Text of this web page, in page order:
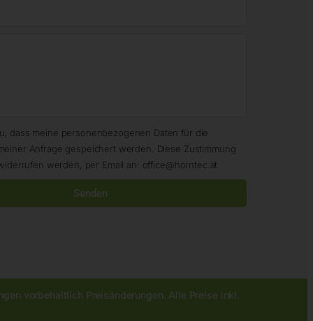
dass meine personenbezogenen Daten für die
Anfrage gespeichert werden. Diese Zustimmung
werden, per Email an: office@horntec.at
Senden
vorbehaltlich Preisänderungen. Alle Preise inkl.